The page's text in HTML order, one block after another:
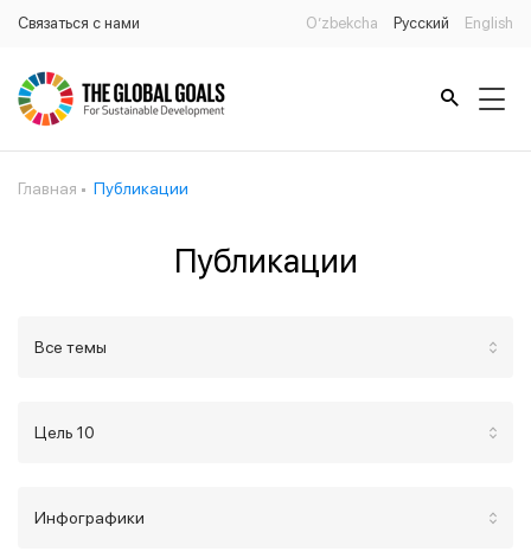
Связаться с нами O’zbekcha Русский English
Главная Публикации
Публикации
Все темы
Цель 10
Инфографики